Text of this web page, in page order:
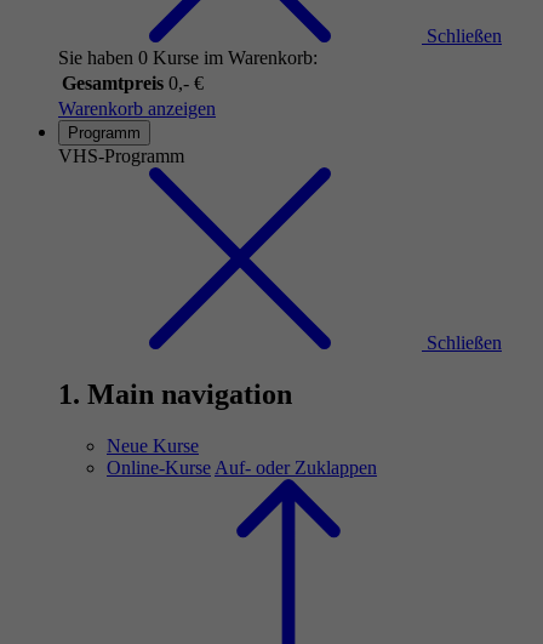
Schließen
Sie haben 0 Kurse im Warenkorb:
Gesamtpreis 0,- €
Warenkorb anzeigen
Programm
VHS-Programm
Schließen
1. Main navigation
Neue Kurse
Online-Kurse Auf- oder Zuklappen